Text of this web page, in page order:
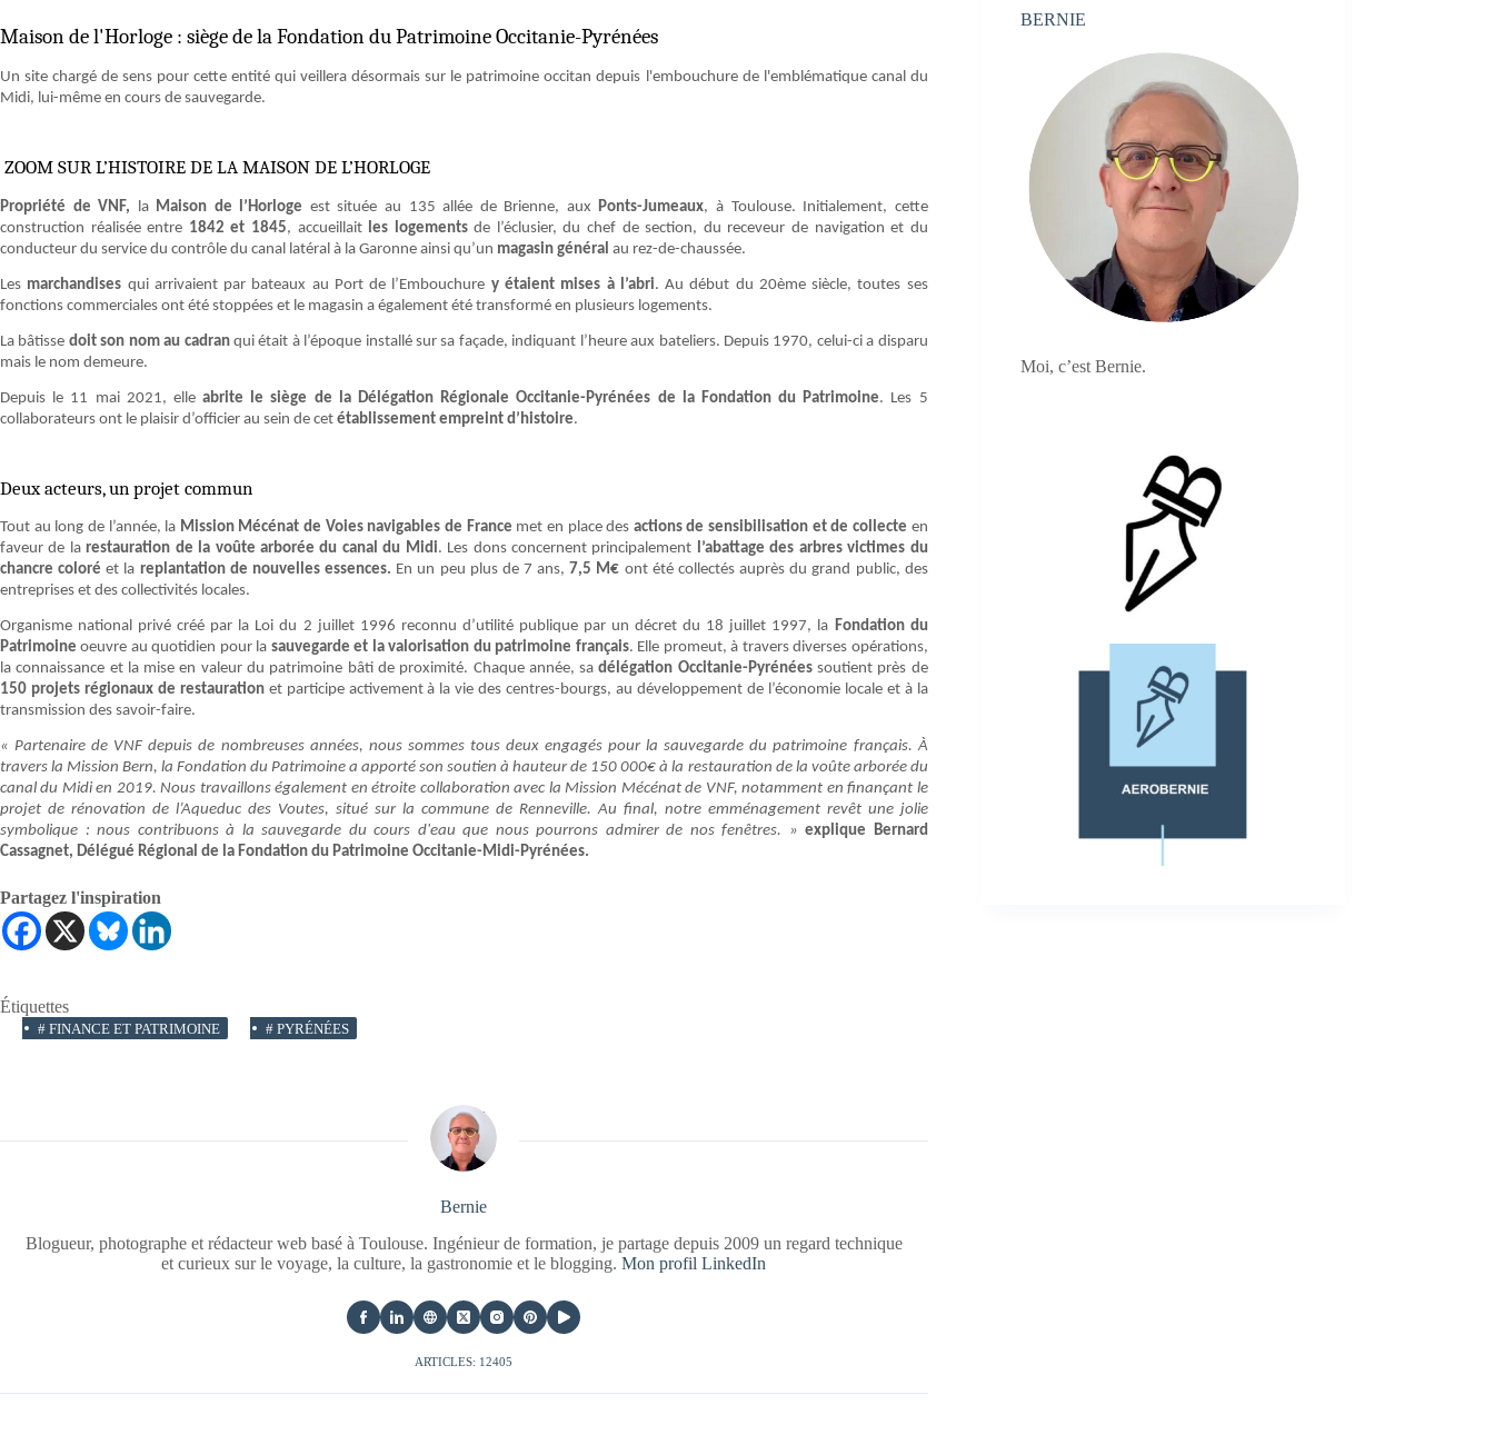
Maison de l'Horloge : siège de la Fondation du Patrimoine Occitanie-Pyrénées
Un site chargé de sens pour cette entité qui veillera désormais sur le patrimoine occitan depuis l'embouchure de l'emblématique canal du
Midi, lui-même en cours de sauvegarde.
ZOOM SUR L’HISTOIRE DE LA MAISON DE L’HORLOGE
Propriété de VNF, la Maison de l’Horloge est située au 135 allée de Brienne, aux Ponts-Jumeaux, à Toulouse. Initialement, cette
construction réalisée entre 1842 et 1845, accueillait les logementsde l’éclusier, du chef de section, du receveur de navigation et du
conducteur du service du contrôle du canal latéral à la Garonne ainsi qu’un magasin général au rez-de-chaussée.
Les marchandises qui arrivaient par bateaux au Port de l’Embouchure y étaient mises à l’abri. Au début du 20ème siècle, toutes ses
fonctions commerciales ont été stoppées et le magasin a également été transformé en plusieurs logements.
La bâtisse doit son nom au cadran qui était à l’époque installé sur sa façade, indiquant l’heure aux bateliers. Depuis 1970, celui-ci a disparu
mais le nom demeure.
Depuis le 11 mai 2021, elleabrite le siège de la Délégation Régionale Occitanie-Pyrénées de la Fondation du Patrimoine. Les 5
collaborateurs ont le plaisir d’officier au sein de cet établissement empreint d’histoire.
Deux acteurs, un projet commun
Tout au long de l’année, la Mission Mécénat de Voies navigables de France met en place des actions de sensibilisation et de collecte en
faveur de larestauration de la voûte arborée du canal du Midi. Les dons concernent principalement l’abattage des arbres victimes du
chancre coloréet la replantation de nouvelles essences. En un peu plus de 7 ans, 7,5 M€ ont été collectés auprès du grand public, des
entreprises et des collectivités locales.
Organisme national privé créé par la Loi du 2 juillet 1996 reconnu d’utilité publique par un décret du 18 juillet 1997, la Fondation du
Patrimoineoeuvre au quotidien pour la sauvegarde et la valorisation du patrimoine français. Elle promeut, à travers diverses opérations,
la connaissance et la mise en valeur du patrimoine bâti de proximité. Chaque année, sadélégation Occitanie-Pyrénéessoutient près de
150 projets régionaux de restauration et participe activement à la vie des centres-bourgs, au développement de l’économie locale et à la
transmission des savoir-faire.
« Partenaire de VNF depuis de nombreuses années, nous sommes tous deux engagés pour la sauvegarde du patrimoine français. À
travers la Mission Bern, la Fondation du Patrimoine a apporté son soutien à hauteur de 150 000€ à la restauration de la voûte arborée du
canal du Midi en 2019. Nous travaillons également en étroite collaboration avec la Mission Mécénat de VNF, notamment en finançant le
projet de rénovation de l’Aqueduc des Voutes, situé sur la commune de Renneville. Au final, notre emménagement revêt une jolie
symbolique : nous contribuons à la sauvegarde du cours d'eau que nous pourrons admirer de nos fenêtres. »explique Bernard
Cassagnet, Délégué Régional de la Fondation du Patrimoine Occitanie-Midi-Pyrénées.
Partagez l'inspiration
Étiquettes
# FINANCE ET PATRIMOINE # PYRÉNÉES
Bernie
Blogueur, photographe et rédacteur web basé à Toulouse. Ingénieur de formation, je partage depuis 2009 un regard technique
et curieux sur le voyage, la culture, la gastronomie et le blogging.Mon profil LinkedIn
ARTICLES: 12405
BERNIE
Moi, c’est Bernie.